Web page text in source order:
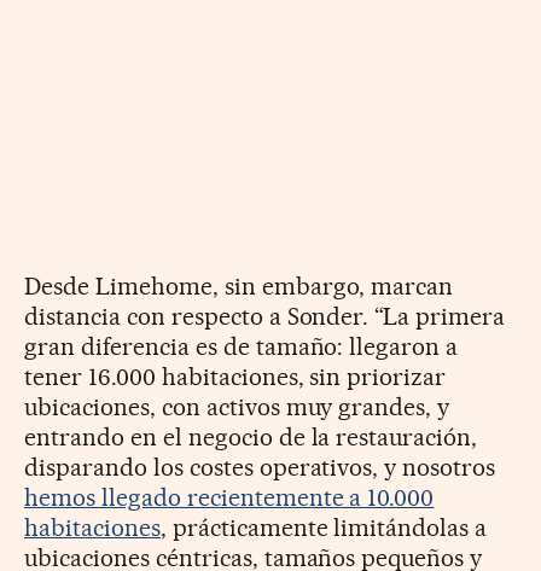
Desde Limehome, sin embargo, marcan
distancia con respecto a Sonder. “La primera
gran diferencia es de tamaño: llegaron a
tener 16.000 habitaciones, sin priorizar
ubicaciones, con activos muy grandes, y
entrando en el negocio de la restauración,
disparando los costes operativos, y nosotros
hemos llegado recientemente a 10.000
habitaciones, prácticamente limitándolas a
ubicaciones céntricas, tamaños pequeños y